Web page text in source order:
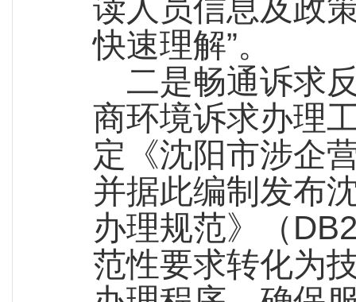
读人员信息及政
快速理解”。
二是畅通诉求
商环境诉求办理
定《沈阳市涉企
并据此编制发布
办理规范》（
范性要求转化为